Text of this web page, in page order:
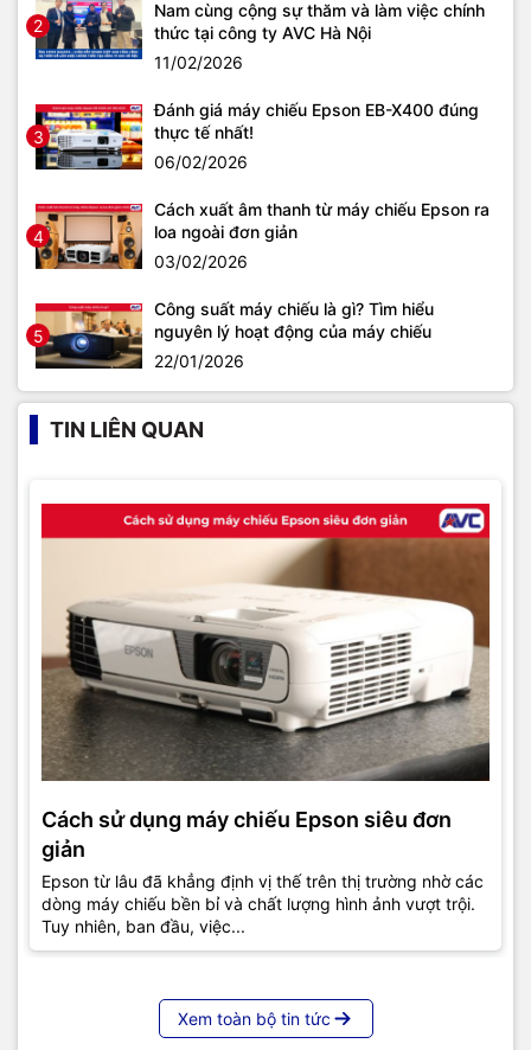
2
Nam cùng cộng sự thăm và làm việc chính
thức tại công ty AVC Hà Nội
11/02/2026
3
Đánh giá máy chiếu Epson EB-X400 đúng
thực tế nhất!
06/02/2026
4
Cách xuất âm thanh từ máy chiếu Epson ra
loa ngoài đơn giản
03/02/2026
5
Công suất máy chiếu là gì? Tìm hiểu
nguyên lý hoạt động của máy chiếu
22/01/2026
TIN LIÊN QUAN
Cách sử dụng máy chiếu Epson siêu đơn
giản
Epson từ lâu đã khẳng định vị thế trên thị trường nhờ các
dòng máy chiếu bền bỉ và chất lượng hình ảnh vượt trội.
Tuy nhiên, ban đầu, việc...
Xem toàn bộ tin tức